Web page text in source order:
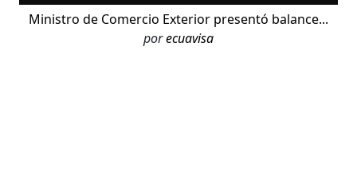
Ministro de Comercio Exterior presentó balance...
porecuavisa